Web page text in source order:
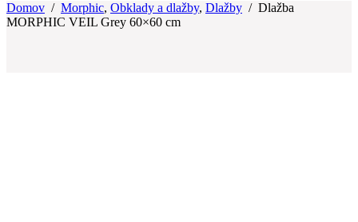
Domov / Morphic, Obklady a dlažby, Dlažby / Dlažba
MORPHIC VEIL Grey 60×60 cm